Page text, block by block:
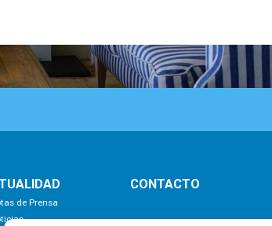
de Prensa
CONTACTO